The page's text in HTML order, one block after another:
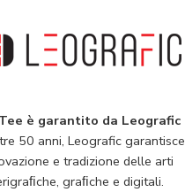
è garantito da Leografic
50 anni, Leografic garantisce
e tradizione delle arti
graﬁche e digitali.